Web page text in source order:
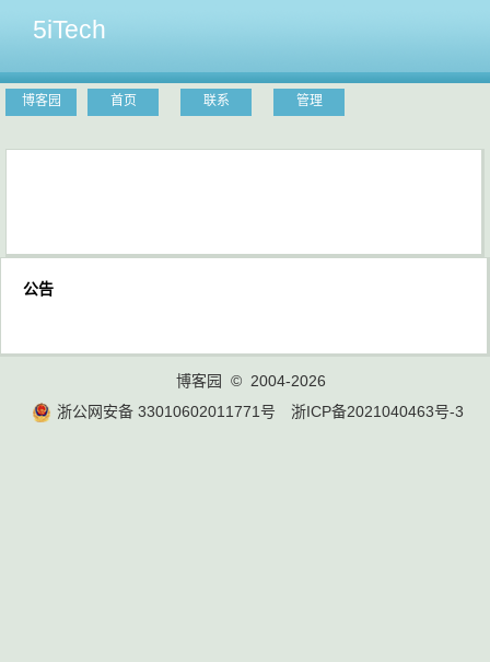
5iTech
博客园 首页 联系 管理
公告
博客园
© 2004-2026
浙公网安备 33010602011771号
浙ICP备2021040463号-3